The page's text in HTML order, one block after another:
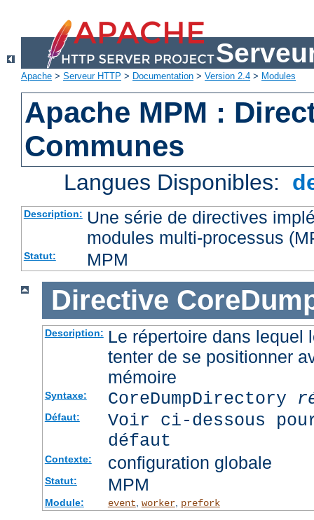
Apache > Serveur HTTP > Documentation > Version 2.4 > Modules
Apache MPM :
Communes
Langues Disponibles:
Description: Une série de directives
modules multi-processus
Statut: MPM
Directive
Description: Le répertoire dans lequel
tenter de se positionner
mémoire
Syntaxe: CoreDumpDirectory
Défaut:
Voir ci-dessous
défaut
Contexte: configuration globale
Statut: MPM
Module: event worker, prefork